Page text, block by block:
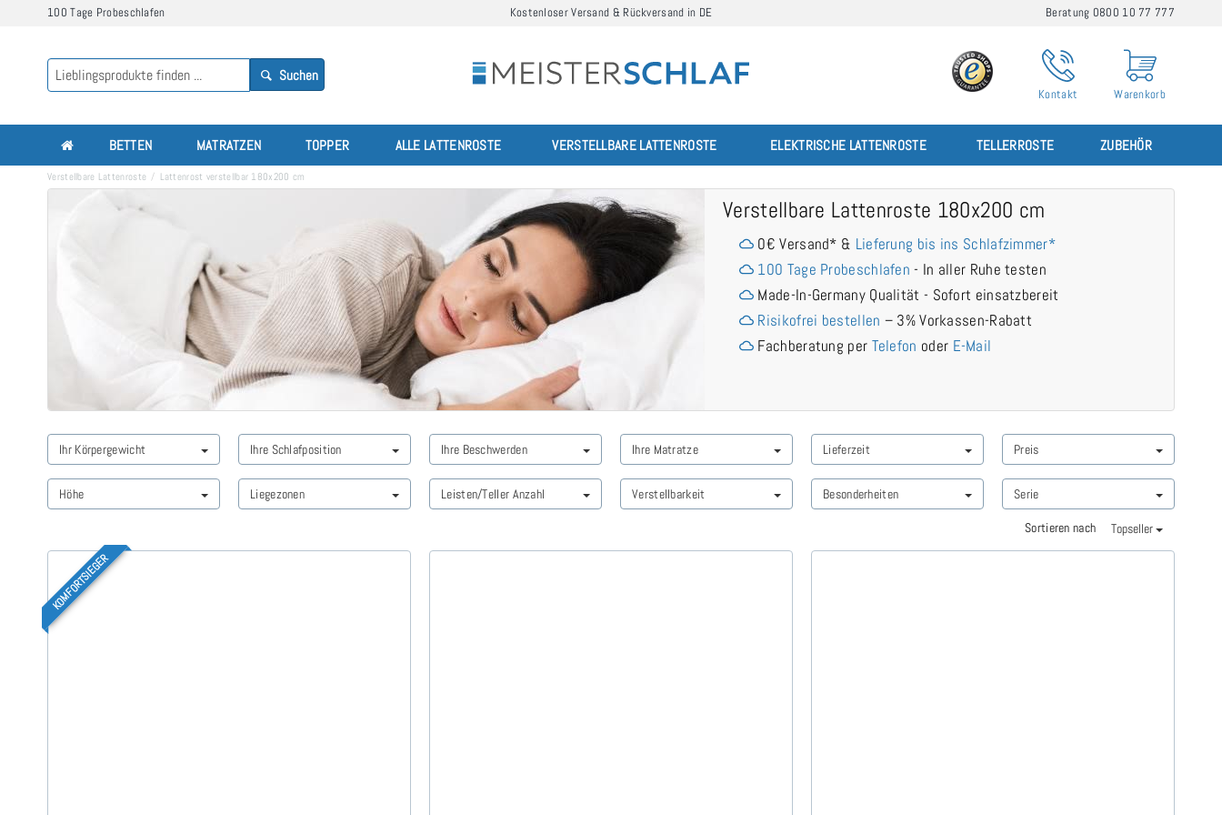
100 Tage Probeschlafen Kostenloser Versand & Rückversand in DE Beratung 0800 10 77 777
Suchen
Kontakt Warenkorb
BETTEN MATRATZEN TOPPER ALLE LATTENROSTE VERSTELLBARE LATTENROSTE ELEKTRISCHE LATTENROSTE TELLERROSTE ZUBEHÖR
Verstellbare Lattenroste Lattenrost verstellbar 180x200 cm
Verstellbare Lattenroste 180x200 cm
0€ Versand* & Lieferung bis ins Schlafzimmer*
100 Tage Probeschlafen - In aller Ruhe testen
Made-In-Germany Qualität - Sofort einsatzbereit
Risikofrei bestellen – 3% Vorkassen-Rabatt
Fachberatung per Telefon oder E-Mail
Ihr Körpergewicht Ihre Schlafposition Ihre Beschwerden Ihre Matratze Lieferzeit Preis
Höhe Liegezonen Leisten/Teller Anzahl Verstellbarkeit Besonderheiten Serie
Sortieren nach Topseller
KOMFORTSIEGER